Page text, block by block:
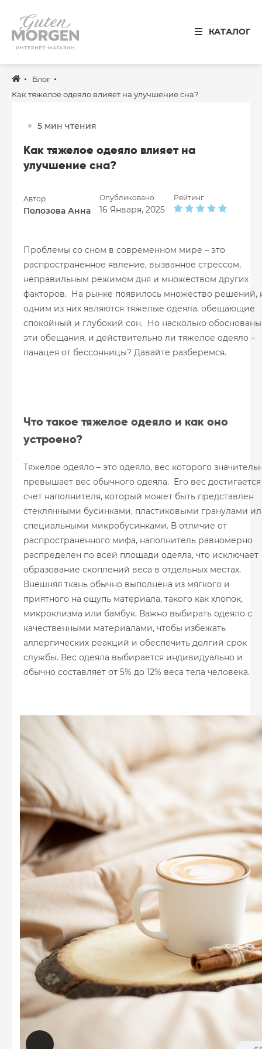
КАТАЛОГ
Иваново
8 800 100 34 50
Звонок по России бесплатный
Спальня
Столовая
Детская
Готовые решения
Блог
Как тяжелое одеяло влияет на улучшение сна?
5 мин чтения
Как тяжелое одеяло влияет на
улучшение сна?
Автор
Полозова Анна
Опубликовано
16 Января, 2025
Рейтинг
Проблемы со сном в современном мире – это
распространенное явление, вызванное стрессом,
неправильным режимом дня и множеством других
факторов. На рынке появилось множество решений,
одним из них являются тяжелые одеяла, обещающие
спокойный и глубокий сон. Но насколько обоснованы
эти обещания, и действительно ли тяжелое одеяло –
панацея от бессонницы? Давайте разберемся.
Что такое тяжелое одеяло и как оно
устроено?
Тяжелое одеяло – это одеяло, вес которого
превышает вес обычного одеяла. Его вес достигается
счет наполнителя, который может быть представлен
стеклянными бусинками, пластиковыми гранулами
специальными микробусинками. В отличие от
распространенного мифа, наполнитель равномерно
распределен по всей площади одеяла, что исключает
образование скоплений веса в отдельных местах.
Внешняя ткань обычно выполнена из мягкого и
приятного на ощупь материала, такого как хлопок,
микроклизма или бамбук. Важно выбирать одеяло с
качественными материалами, чтобы избежать
аллергических реакций и обеспечить долгий срок
службы. Вес одеяла выбирается индивидуально и
обычно составляет от 5% до 12% веса тела человека.